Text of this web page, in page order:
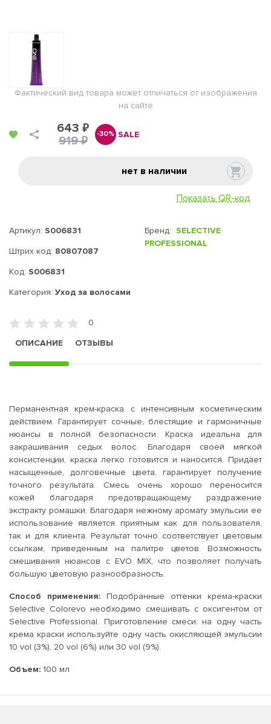
Фактический вид товара может отличаться от изображения
на сайте
643 ₽
919 ₽
-30% SALE
нет в наличии
Показать QR-код
Артикул: S006831
Штрих код: 80807087
Код: S006831
Бренд: SELECTIVE
PROFESSIONAL
Категория: Уход за волосами
0
ОПИСАНИЕ
ОТЗЫВЫ
Перманентная крем-краска с интенсивным косметическим
действием. Гарантирует сочные, блестящие и гармоничные
нюансы в полной безопасности. Краска идеальна для
закрашивания седых волос. Благодаря своей мягкой
консистенции, краска легко готовится и наносится. Придает
насыщенные, долговечные цвета, гарантирует получение
точного результата. Смесь очень хорошо переносится
кожей благодаря предотвращающему раздражение
экстракту ромашки. Благодаря нежному аромату эмульсии ее
использование является приятным как для пользователя,
так и для клиента. Результат точно соответствует цветовым
ссылкам, приведенным на палитре цветов. Возможность
смешивания нюансов с EVO MIX, что позволяет получать
большую цветовую разнообразность.
Способ применения: Подобранные оттенки крема-краски
Selective Colorevo необходимо смешивать с оксигентом от
Selective Professional. Приготовление смеси: на одну часть
крема краски используйте одну часть окисляющей эмульсии
10 vol (3%), 20 vol (6%) или 30 vol (9%).
Объем: 100 мл